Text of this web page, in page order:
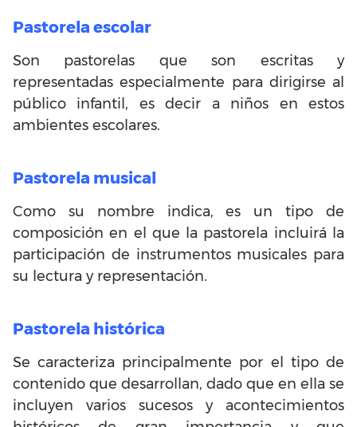
Pastorela escolar
Son pastorelas que son escritas y
representadas especialmente para dirigirse al
público infantil, es decir a niños en estos
ambientes escolares.
Pastorela musical
Como su nombre indica, es un tipo de
composición en el que la pastorela incluirá la
participación de instrumentos musicales para
su lectura y representación.
Pastorela histórica
Se caracteriza principalmente por el tipo de
contenido que desarrollan, dado que en ella se
incluyen varios sucesos y acontecimientos